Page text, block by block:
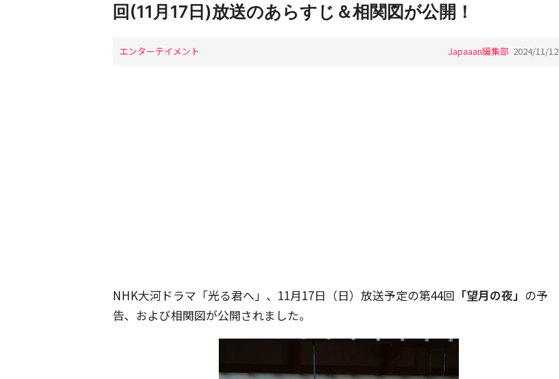
回(11月17日)放送のあらすじ＆相関図が公開！
エンターテイメント Japaaan編集部 2024/11/12
NHK大河ドラマ「光る君へ」、11月17日（日）放送予定の第44回 「望月の夜」 の予
告、および相関図が公開されました。